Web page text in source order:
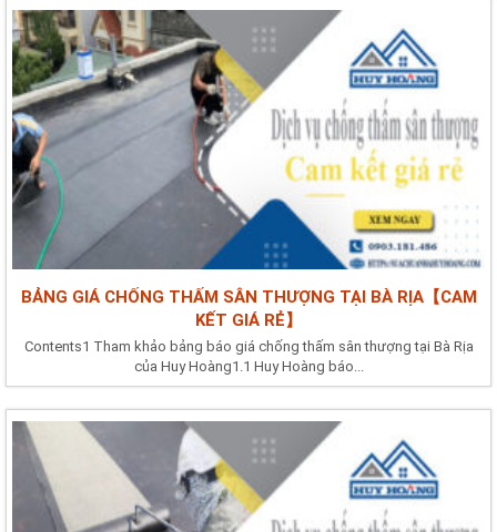
BẢNG GIÁ CHỐNG THẤM SÂN THƯỢNG TẠI BÀ RỊA【CAM
KẾT GIÁ RẺ】
Contents1 Tham khảo bảng báo giá chống thấm sân thượng tại Bà Rịa
của Huy Hoàng1.1 Huy Hoàng báo...